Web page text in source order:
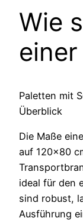
Wie
Paletten mit
Überblick
Die Maße
auf 120×80
ideal für den
sind robust,
Ausführung